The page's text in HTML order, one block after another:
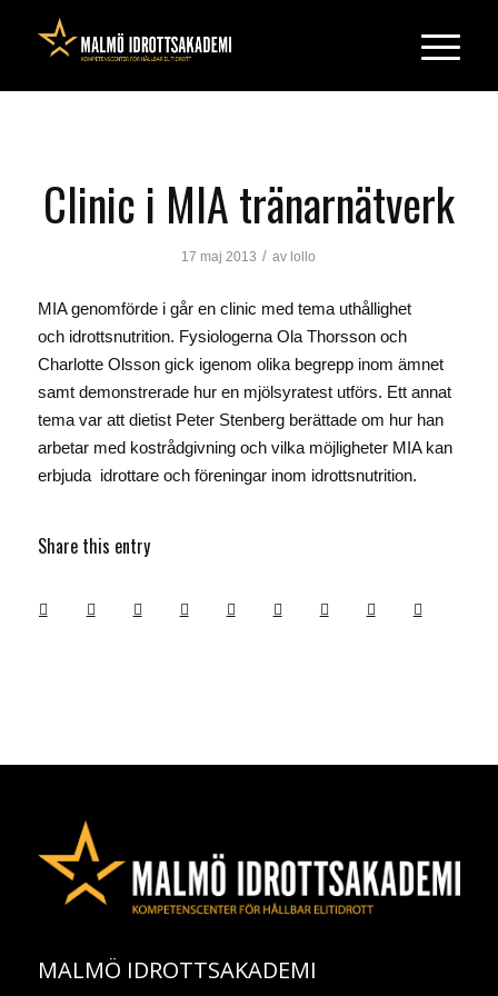
Clinic i MIA tränarnätverk
17 maj 2013 / av lollo
MIA genomförde i går en clinic med tema uthållighet
och idrottsnutrition. Fysiologerna Ola Thorsson och
Charlotte Olsson gick igenom olika begrepp inom ämnet
samt demonstrerade hur en mjölsyratest utförs. Ett annat
tema var att dietist Peter Stenberg berättade om hur han
arbetar med kostrådgivning och vilka möjligheter MIA kan
erbjuda idrottare och föreningar inom idrottsnutrition.
Share this entry
MALMÖ IDROTTSAKADEMI